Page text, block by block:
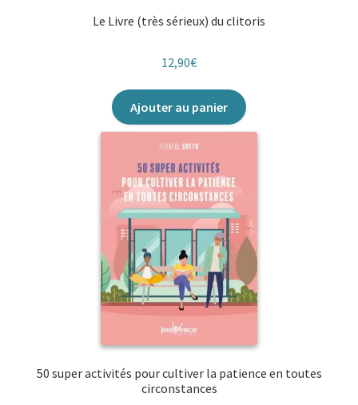
Le Livre (très sérieux) du clitoris
12,90€
Ajouter au panier
50 super activités pour cultiver la patience en toutes
circonstances